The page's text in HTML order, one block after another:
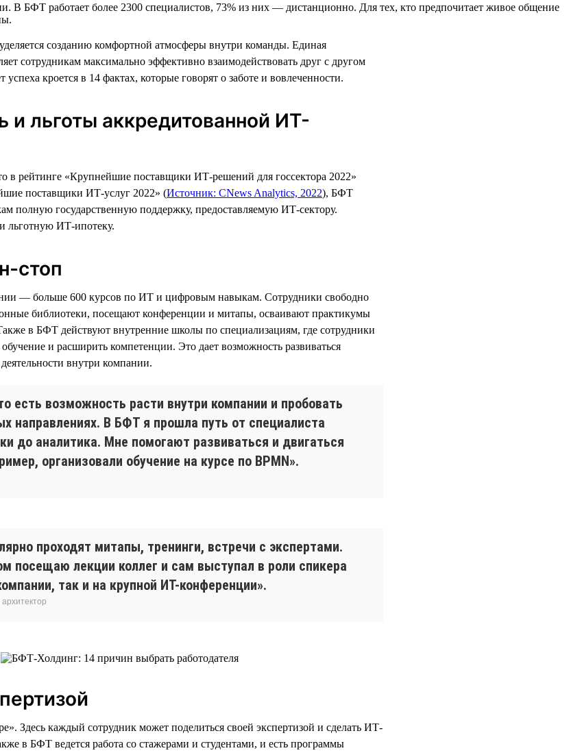
БФТ работает более 2300 специалистов, 73% из них — дистанционно. Для тех, кто предпочитает живое общение
созданию комфортной атмосферы внутри команды. Единая
сотрудникам максимально эффективно взаимодействовать друг с другом
успеха кроется в 14 фактах, которые говорят о заботе и вовлеченности.
и льготы аккредитованной ИТ-
в рейтинге «Крупнейшие поставщики ИТ-решений для госсектора 2022»
поставщики ИТ-услуг 2022» (Источник: CNews Analytics, 2022), БФТ
полную государственную поддержку, предоставляемую ИТ-сектору.
льготную ИТ-ипотеку.
стоп
— больше 600 курсов по ИТ и цифровым навыкам. Сотрудники свободно
библиотеки, посещают конференции и митапы, осваивают практикумы
в БФТ действуют внутренние школы по специализациям, где сотрудники
и расширить компетенции. Это дает возможность развиваться
внутри компании.
есть возможность расти внутри компании и пробовать
направлениях. В БФТ я прошла путь от специалиста
до аналитика. Мне помогают развиваться и двигаться
организовали обучение на курсе по BPMN».
проходят митапы, тренинги, встречи с экспертами.
посещаю лекции коллег и сам выступал в роли спикера
так и на крупной ИТ-конференции».
Здесь каждый сотрудник может поделиться своей экспертизой и сделать ИТ-
в БФТ ведется работа со стажерами и студентами, и есть программы